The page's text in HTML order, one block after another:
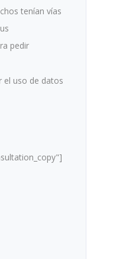
tenían vías
pedir
el uso de datos